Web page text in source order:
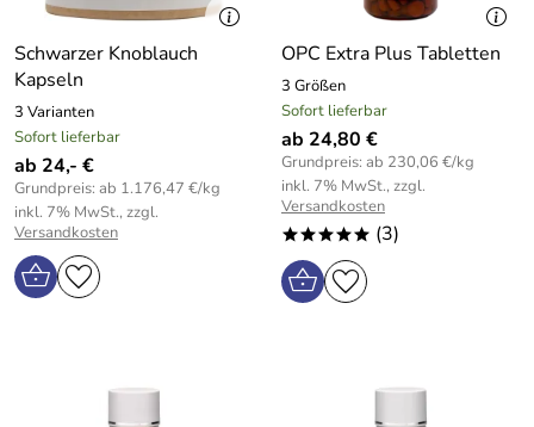
Schwarzer Knoblauch
Kapseln
3 Varianten
Sofort lieferbar
ab 24,- €
Grundpreis: ab 1.176,47 €/kg
inkl. 7% MwSt., zzgl.
Versandkosten
OPC Extra Plus Tabletten
3 Größen
Sofort lieferbar
ab 24,80 €
Grundpreis: ab 230,06 €/kg
inkl. 7% MwSt., zzgl.
Versandkosten
***** (3)